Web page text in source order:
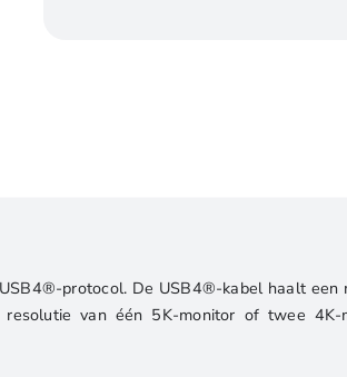
|
1m
protocol. De USB4®-kabel haalt
van één 5K-monitor of twee